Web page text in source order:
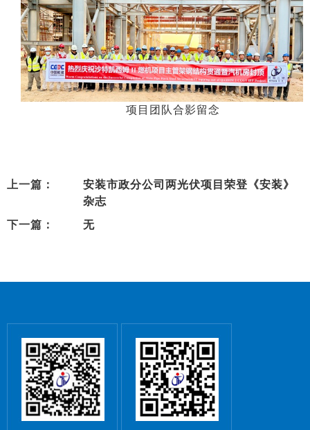
项目团队合影留念
上一篇：
安装市政分公司两光伏项目荣登《安装》
杂志
下一篇：
无